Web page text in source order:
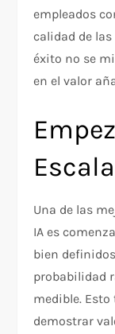
empleados
calidad de
éxito no se
en el valor
Una de las
IA es
bien
probabilidad
medible.
demostrar